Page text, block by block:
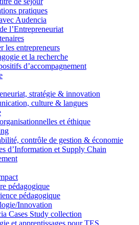
pratiques
Audencia
l’Entrepreneuriat
les entrepreneurs
et la recherche
d’accompagnement
stratégie & innovation
culture & langues
et éthique
contrôle de gestion & économie
d’Information et Supply Chain
pédagogique
pédagogique
Innovation
Cases Study collection
et apprentissages pour TES